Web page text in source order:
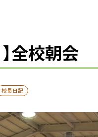
】全校朝会
校長日記